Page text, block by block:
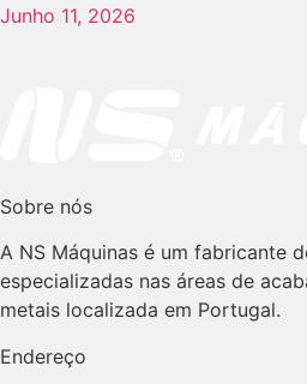
Junho 11, 2026
Sobre nós
A NS Máquinas é um fabricante
especializadas nas áreas de
metais localizada em Portugal.
Endereço